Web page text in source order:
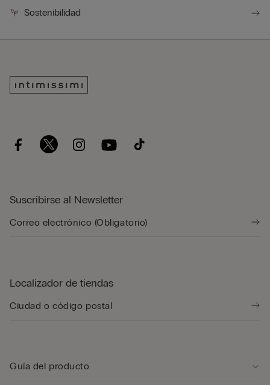
Sostenibilidad
Suscribirse al Newsletter
Localizador de tiendas
Guía del producto